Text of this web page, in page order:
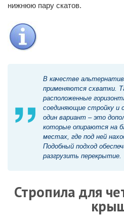
нижнюю пару скатов.
В качестве
применяются схватки.
расположенные
соединяющие стройку и
один вариант – это
которые опираются на
местах, где под ней
Подобный подход
разгрузить перекрытие.
Стропила для